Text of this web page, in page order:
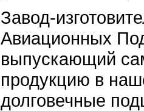
Завод-
Авиационных
выпускающий
продукцию в
долговечные